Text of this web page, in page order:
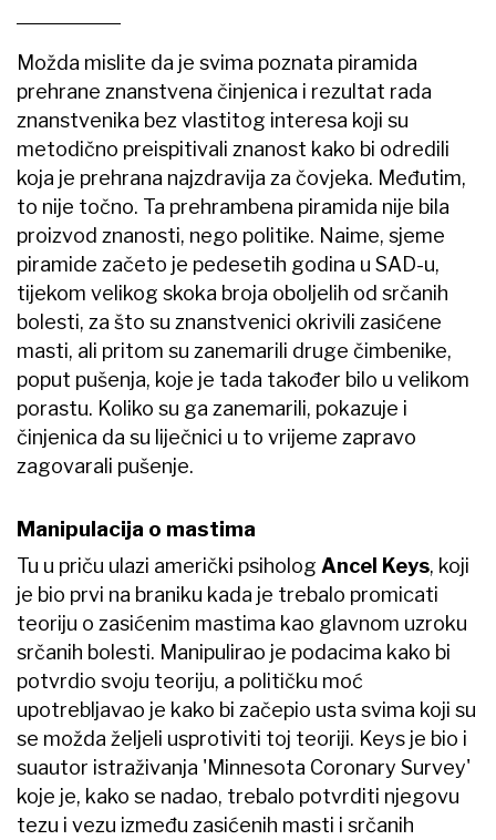
Možda mislite da je svima poznata piramida
prehrane znanstvena činjenica i rezultat rada
znanstvenika bez vlastitog interesa koji su
metodično preispitivali znanost kako bi odredili
koja je prehrana najzdravija za čovjeka. Međutim,
to nije točno. Ta prehrambena piramida nije bila
proizvod znanosti, nego politike. Naime, sjeme
piramide začeto je pedesetih godina u SAD-u,
tijekom velikog skoka broja oboljelih od srčanih
bolesti, za što su znanstvenici okrivili zasićene
masti, ali pritom su zanemarili druge čimbenike,
poput pušenja, koje je tada također bilo u velikom
porastu. Koliko su ga zanemarili, pokazuje i
činjenica da su liječnici u to vrijeme zapravo
zagovarali pušenje.
Manipulacija o mastima
Tu u priču ulazi američki psiholog Ancel Keys, koji
je bio prvi na braniku kada je trebalo promicati
teoriju o zasićenim mastima kao glavnom uzroku
srčanih bolesti. Manipulirao je podacima kako bi
potvrdio svoju teoriju, a političku moć
upotrebljavao je kako bi začepio usta svima koji su
se možda željeli usprotiviti toj teoriji. Keys je bio i
suautor istraživanja 'Minnesota Coronary Survey'
koje je, kako se nadao, trebalo potvrditi njegovu
tezu i vezu između zasićenih masti i srčanih